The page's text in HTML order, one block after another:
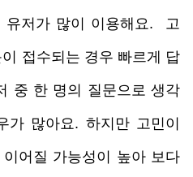
저가 많이 이용해요.  고
접수되는 경우 빠르게 답
중 한 명의 질문으로 생각
많아요. 하지만 고민이
어질 가능성이 높아 보다